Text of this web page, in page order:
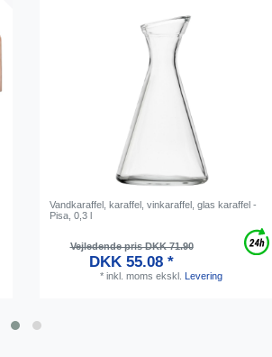
Vandkaraffel, karaffel, vinkaraffel, glas karaffel -
Pisa, 0,3 l
Vejledende pris DKK 71.90
DKK 55.08 *
* inkl. moms ekskl. Levering